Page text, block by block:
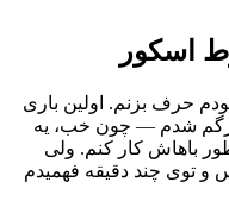
اسکور
حرف بزنم. اولین باری
شدم — چون خب، یه
باهاش کار کنم. ولی
و توی چند دقیقه فهمیدم